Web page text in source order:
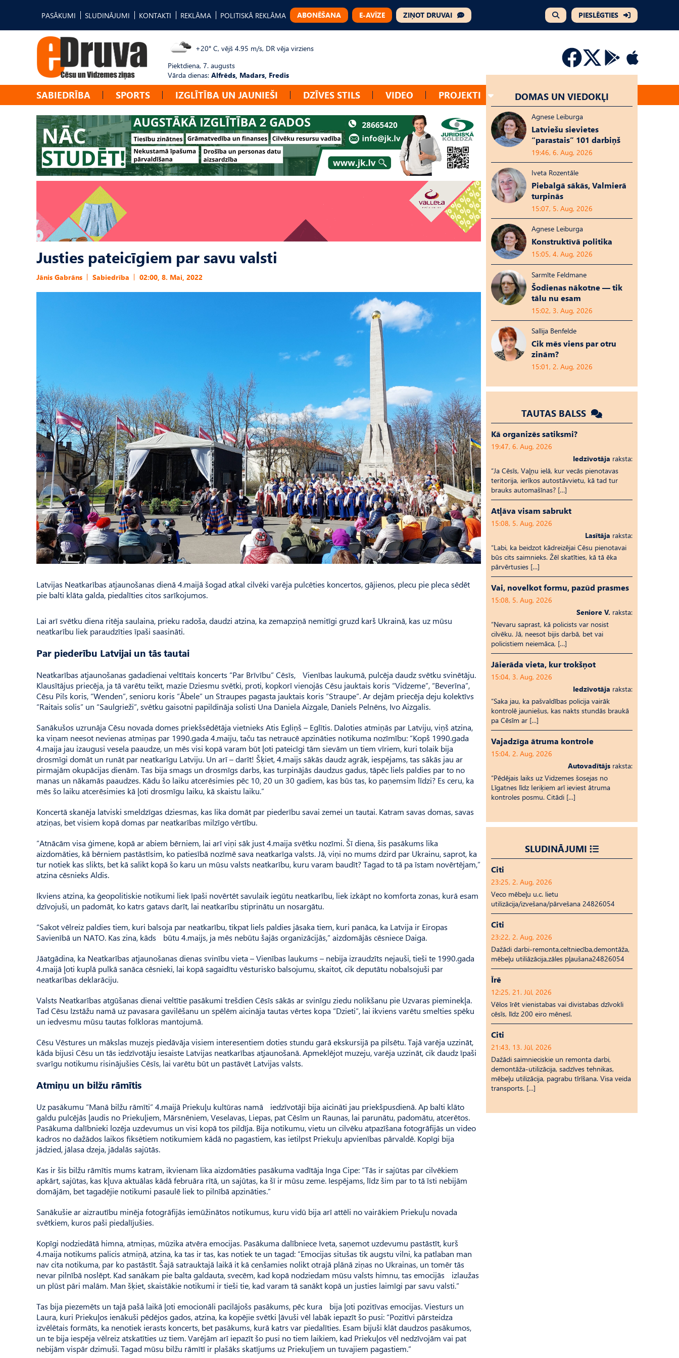
PASĀKUMI SLUDINĀJUMI KONTAKTI REKLĀMA POLITISKĀ REKLĀMA ABONĒŠANA E-AVĪZE ZIŅOT DRUVAI PIESLĒGTIES
+20° C, vējš 4.95 m/s, DR vēja virziens
Piektdiena, 7. augusts
Vārda dienas: Alfrēds, Madars, Fredis
SABIEDRĪBA SPORTS IZGLĪTĪBA UN JAUNIEŠI DZĪVES STILS VIDEO PROJEKTI
Justies pateicīgiem par savu valsti
Jānis Gabrāns Sabiedrība 02:00, 8. Mai, 2022
Latvijas Neatkarības atjaunošanas dienā 4.maijā šogad atkal cilvēki varēja pulcēties koncertos, gājienos, plecu pie pleca sēdēt
pie balti klāta galda, piedalīties citos sarīkojumos.
Lai arī svētku diena ritēja sau­laina, prieku radoša, daudzi atzina, ka zemapziņā nemitīgi gruzd karš Ukrainā, kas uz mūsu
neatkarību liek paraudzīties īpaši saasināti.
Par piederību Latvijai un tās tautai
Neatkarības atjaunošanas gadadienai veltītais koncerts “Par Brīvību” Cēsīs, Vienības laukumā, pulcēja daudz svētku svinētāju.
Klausītājus priecēja, ja tā varētu teikt, mazie Dziesmu svētki, proti, kopkorī vienojās Cēsu jauktais koris “Vidzeme”, “Beverīna”,
Cēsu Pils koris, “Wenden”, senioru koris “Ābele” un Straupes pagasta jauktais koris “Straupe”. Ar dejām priecēja deju kolektīvs
“Raitais solis” un “Saulgrieži”, svētku gaisotni papildināja solisti Una Daniela Aizgale, Daniels Pelnēns, Ivo Aizgalis.
Sanākušos uzrunāja Cēsu novada domes priekšsēdētāja vietnieks Atis Egliņš – Eglītis. Daloties atmiņās par Latviju, viņš atzina,
ka viņam neesot nevienas atmiņas par 1990.gada 4.maiju, taču tas netraucē apzināties notikuma nozīmību: “Kopš 1990.gada
4.maija jau izaugusi vesela paaudze, un mēs visi kopā varam būt ļoti pateicīgi tām sievām un tiem vīriem, kuri tolaik bija
drosmīgi domāt un runāt par neatkarīgu Latviju. Un arī – darīt! Šķiet, 4.maijs sākās daudz agrāk, iespējams, tas sākās jau ar
pirmajām okupācijas dienām. Tas bija smags un drosmīgs darbs, kas turpinājās daudzus gadus, tāpēc liels paldies par to no
manas un nākamās paaudzes. Kādu šo laiku atcerēsimies pēc 10, 20 un 30 gadiem, kas būs tas, ko paņemsim līdzi? Es ceru, ka
mēs šo laiku atcerēsimies kā ļoti drosmīgu laiku, kā skaistu laiku.”
Koncertā skanēja latviski smeldzīgas dziesmas, kas lika domāt par piederību savai zemei un tautai. Katram savas domas, savas
atziņas, bet visiem kopā domas par neatkarības milzīgo vērtību.
“Atnācām visa ģimene, kopā ar abiem bērniem, lai arī viņi sāk just 4.maija svētku nozīmi. Šī diena, šis pasākums lika
aizdomāties, kā bērniem pastāstīsim, ko patiesībā nozīmē sava neatkarīga valsts. Jā, viņi no mums dzird par Ukrainu, saprot, ka
tur notiek kas slikts, bet kā salikt kopā šo karu un mūsu valsts neatkarību, kuru varam baudīt? Tagad to tā pa īstam novērtējam,”
atzina cēsnieks Aldis.
Ikviens atzina, ka ģeopolitiskie notikumi liek īpaši novērtēt savulaik iegūtu neatkarību, liek izkāpt no komforta zonas, kurā esam
dzīvojuši, un padomāt, ko katrs gatavs darīt, lai neatkarību stiprinātu un nosargātu.
“Sakot vēlreiz paldies tiem, kuri balsoja par neatkarību, tikpat liels paldies jāsaka tiem, kuri panāca, ka Latvija ir Eiropas
Savienībā un NATO. Kas zina, kāds būtu 4.maijs, ja mēs nebūtu šajās organizācijās,” aizdomājās cēsniece Daiga.
Jāatgādina, ka Neatkarības atjaunošanas dienas svinību vieta – Vienības laukums – nebija izraudzīts nejauši, tieši te 1990.gada
4.maijā ļoti kuplā pulkā sanāca cēsnieki, lai kopā sagaidītu vēsturisko balsojumu, skaitot, cik deputātu nobalsojuši par
neatkarības deklarāciju.
Valsts Neatkarības atgūšanas dienai veltītie pasākumi trešdien Cēsīs sākās ar svinīgu ziedu nolikšanu pie Uzvaras pieminekļa.
Tad Cēsu Izstāžu namā uz pavasara gavilēšanu un spēlēm aicināja tautas vērtes kopa “Dzieti”, lai ikviens varētu smelties spēku
un iedvesmu mūsu tautas folkloras mantojumā.
Cēsu Vēstures un mākslas muzejs piedāvāja visiem interesentiem doties stundu garā ekskursijā pa pilsētu. Tajā varēja uzzināt,
kāda bijusi Cēsu un tās iedzīvotāju iesaiste Latvijas neatkarības atjaunošanā. Apmeklējot muzeju, varēja uzzināt, cik daudz īpaši
svarīgu notikumu risinājušies Cēsīs, lai varētu būt un pastāvēt Latvijas valsts.
Atmiņu un bilžu rāmītis
Uz pasākumu “Manā bilžu rāmīti” 4.maijā Priekuļu kultūras namā iedzīvotāji bija aicināti jau priekšpusdienā. Ap balti klāto
galdu pulcējās ļaudis no Priekuļiem, Mārsnēniem, Veselavas, Liepas, pat Cēsīm un Raunas, lai parunātu, padomātu, atcerētos.
Pasā­kuma dalībnieki lozēja uzdevumus un visi kopā tos pildīja. Bija notikumu, vietu un cilvēku atpazīšana fotogrāfijās un video
kadros no dažādos laikos fiksētiem notikumiem kādā no pagastiem, kas ietilpst Priekuļu apvienības pārvaldē. Kopīgi bija
jādzied, jālasa dzeja, jādalās sajūtās.
Kas ir šis bilžu rāmītis mums katram, ikvienam lika aizdomāties pasākuma vadītāja Inga Cipe: “Tās ir sajūtas par cilvēkiem
apkārt, sajūtas, kas kļuva aktuālas kādā februāra rītā, un sajūtas, ka šī ir mūsu zeme. Iespējams, līdz šim par to tā īsti nebijām
domājām, bet tagadējie notikumi pasaulē liek to pilnībā apzināties.”
Sanākušie ar aizrautību minēja fotogrāfijās iemūžinātos notikumus, kuru vidū bija arī attēli no vairākiem Priekuļu novada
svētkiem, kuros paši piedalījušies.
Kopīgi nodziedātā himna, atmiņas, mūzika atvēra emocijas. Pasākuma dalībniece Iveta, saņemot uzdevumu pastāstīt, kurš
4.maija notikums palicis atmiņā, atzina, ka tas ir tas, kas notiek te un tagad: “Emocijas situšas tik augstu vilni, ka patlaban man
nav cita notikuma, par ko pastāstīt. Šajā satrauktajā laikā it kā cenšamies nolikt otrajā plānā ziņas no Ukrainas, un tomēr tās
nevar pilnībā noslēpt. Kad sanākam pie balta galdauta, svecēm, kad kopā nodziedam mūsu valsts himnu, tas emocijās izlaužas
un plūst pāri malām. Man šķiet, skaistākie notikumi ir tieši tie, kad varam tā sanākt kopā un justies laimīgi par savu valsti.”
Tas bija piezemēts un tajā pašā laikā ļoti emocionāli pacilājošs pasākums, pēc kura bija ļoti pozitīvas emocijas. Viesturs un
Laura, kuri Priekuļos ienākuši pēdējos gados, atzina, ka kopējie svētki ļāvuši vēl labāk iepazīt šo pusi: “Pozitīvi pārsteidza
izvēlētais formāts, ka nenotiek ierasts koncerts, bet pasākums, kurā katrs var piedalīties. Esam bijuši klāt daudzos pasākumos,
un te bija iespēja vēlreiz atskatīties uz tiem. Varējām arī iepazīt šo pusi no tiem laikiem, kad Priekuļos vēl nedzīvojām vai pat
nebijām vispār dzimuši. Tagad mūsu bilžu rāmītī ir plašāks skatījums uz Priekuļiem un tuvajiem pagastiem.”
DOMAS UN VIEDOKĻI
Agnese Leiburga
Latviešu sievietes
“parastais” 101 darbiņš
19:46, 6. Aug, 2026
Iveta Rozentāle
Piebalgā sākās, Valmierā
turpinās
15:07, 5. Aug, 2026
Agnese Leiburga
Konstruktīvā politika
15:05, 4. Aug, 2026
Sarmīte Feldmane
Šodienas nākotne — tik
tālu nu esam
15:02, 3. Aug, 2026
Sallija Benfelde
Cik mēs viens par otru
zinām?
15:01, 2. Aug, 2026
TAUTAS BALSS
Kā organizēs satiksmi?
19:47, 6. Aug, 2026
Iedzīvotāja raksta:
“Ja Cēsīs, Vaļņu ielā, kur vecās pienotavas
teritorija, ierīkos autostāvvietu, kā tad tur
brauks automašīnas? […]
Atļāva visam sabrukt
15:08, 5. Aug, 2026
Lasītāja raksta:
“Labi, ka beidzot kādreizējai Cēsu pienotavai
būs cits saimnieks. Žēl skatīties, kā tā ēka
pārvērtusies […]
Vai, novelkot formu, pazūd prasmes
15:08, 5. Aug, 2026
Seniore V. raksta:
“Nevaru saprast, kā policists var nosist
cilvēku. Jā, neesot bijis darbā, bet vai
policistiem neiemāca, […]
Jāierāda vieta, kur trokšņot
15:04, 3. Aug, 2026
Iedzīvotāja raksta:
“Saka jau, ka pašvaldības policija vairāk
kontrolē jauniešus, kas nakts stundās braukā
pa Cēsīm ar […]
Vajadzīga ātruma kontrole
15:04, 2. Aug, 2026
Autovadītājs raksta:
“Pēdējais laiks uz Vid­ze­mes šosejas no
Līgatnes līdz Ieriķiem arī ieviest ātruma
kontroles posmu. Citādi […]
SLUDINĀJUMI
Citi
23:25, 2. Aug, 2026
Veco mēbeļu u.c. lietu
utilizācija/izvešana/pārvešana 24826054
Citi
23:22, 2. Aug, 2026
Dažādi darbi-remonta,celtniecība,demontāža,
mēbeļu utiliāzācija,zāles pļaušana24826054
Īrē
12:25, 21. Jūl, 2026
Vēlos īrēt vienistabas vai divistabas dzīvokli
cēsīs, līdz 200 eiro mēnesī.
Citi
21:43, 13. Jūl, 2026
Dažādi saimnieciskie un remonta darbi,
demontāža-utilizācija, sadzīves tehnikas,
mēbeļu utilizācija, pagrabu tīrīšana. Visa veida
transports. […]